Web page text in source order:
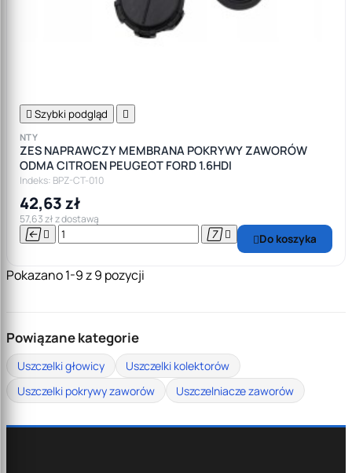
 Szybki podgląd 
NTY
ZES NAPRAWCZY MEMBRANA POKRYWY ZAWORÓW
ODMA CITROEN PEUGEOT FORD 1.6HDI
Indeks: BPZ-CT-010
42,63 zł
57,63 zł z dostawą
    Do koszyka
Pokazano 1-9 z 9 pozycji
Powiązane kategorie
Uszczelki głowicy
Uszczelki kolektorów
Uszczelki pokrywy zaworów
Uszczelniacze zaworów